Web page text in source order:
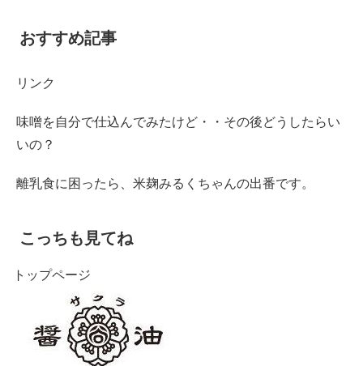
おすすめ記事
リンク
味噌を自分で仕込んでみたけど・・その後どうしたらい
いの？
離乳食に困ったら、米麹みるくちゃんの出番です。
こっちも見てね
トップページ